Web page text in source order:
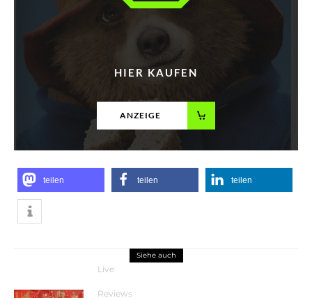
HIER KAUFEN
ANZEIGE
teilen teilen teilen
Siehe auch
Live
Reviews